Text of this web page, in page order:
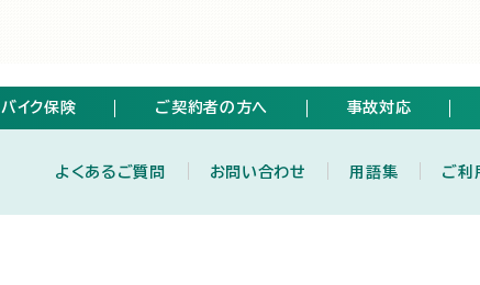
バイク保険 ご契約者の方へ 事故対応
よくあるご質問 お問い合わせ 用語集 ご利